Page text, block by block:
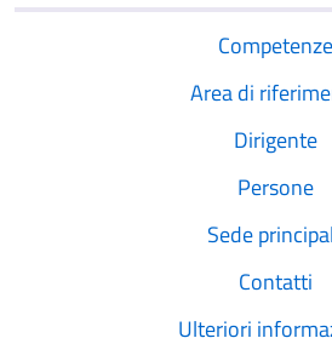
Competenze
Area di
Dirigente
Persone
Sede
Contatti
Ulteriori